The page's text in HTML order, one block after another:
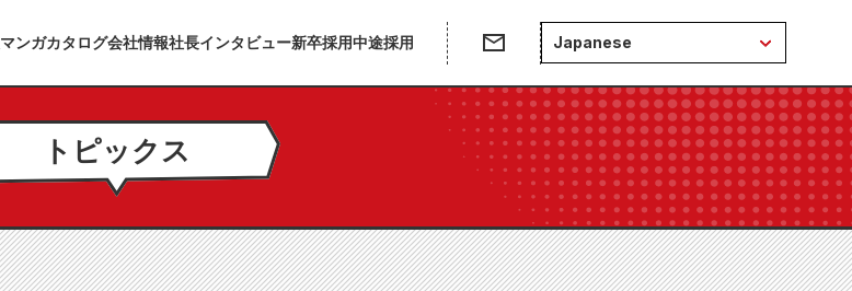
マンガカタログ会社情報社長インタビュー新卒採用中途採用 Japanese
トピックス